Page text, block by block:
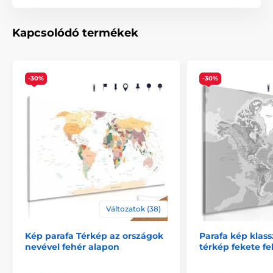
Kapcsolódó termékek
-30%
Változatok (38)
Kép parafa Térkép az országok
nevével fehér alapon
-30%
Parafa kép
térkép fekete